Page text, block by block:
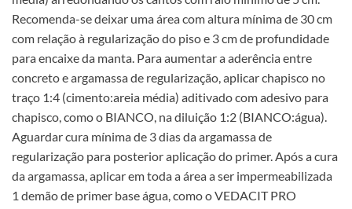
Recomenda-se deixar uma área com altura mínima de 30 cm
com relação à regularização do piso e 3 cm de profundidade
para encaixe da manta. Para aumentar a aderência entre
concreto e argamassa de regularização, aplicar chapisco no
traço 1:4 (cimento:areia média) aditivado com adesivo para
chapisco, como o BIANCO, na diluição 1:2 (BIANCO:água).
Aguardar cura mínima de 3 dias da argamassa de
regularização para posterior aplicação do primer. Após a cura
da argamassa, aplicar em toda a área a ser impermeabilizada
1 demão de primer base água, como o VEDACIT PRO